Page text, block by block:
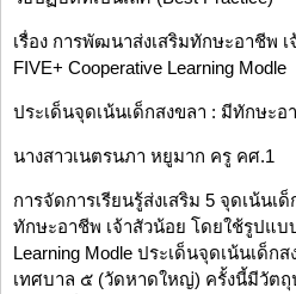
เรื่อง การพัฒนาส่งเสริมทักษะอาชีพ
FIVE+ Cooperative Learning Modle
ประเด็นจุดเน้นเด็กสงขลา : มีทักษะอ
นางสาวเนตรนภา หยูมาก ครู คศ.1
การจัดการเรียนรู้ส่งเสริม 5 จุดเน้นเ
ทักษะอาชีพ เจ้าสัวน้อย โดยใช้รูปแบ
Learning Modle ประเด็นจุดเน้นเด็ก
เทศบาล ๕ (วัดหาดใหญ่) ครั้งนี้มีวัตถุ